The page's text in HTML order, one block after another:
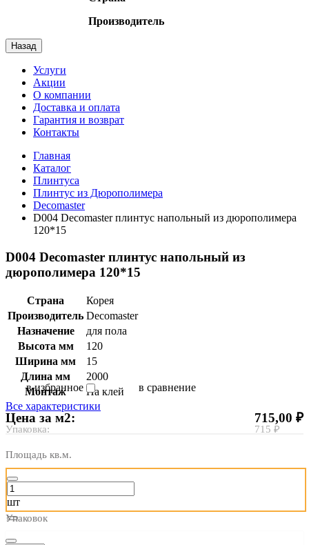
Производитель
Назад
Услуги
Акции
О компании
Доставка и оплата
Гарантия и возврат
Контакты
Главная
Каталог
Плинтуса
Плинтус из Дюрополимера
Decomaster
D004 Decomaster плинтус напольный из дюрополимера
120*15
D004 Decomaster плинтус напольный из
дюрополимера 120*15
Страна
Корея
Производитель Decomaster
Назначение
для пола
Высота мм
120
Ширина мм
15
Длина мм
2000
Монтаж
На клей
Все характеристики
в избранное в сравнение
Цена за м2:
Упаковка:
715,00 ₽
715 ₽
Площадь кв.м.
шт
Упаковок